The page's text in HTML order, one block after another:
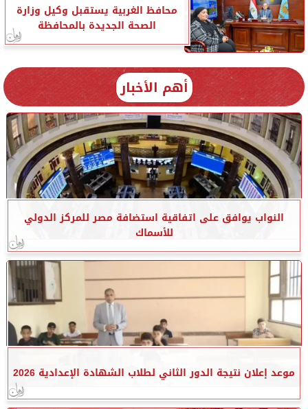
محافظ الغربية يستقبل وكيل وزارة
الصحة الجديدة بالمحافظة
أهم الأخبار
النواب يوافق على اتفاقية استضافة مصر للمركز الدولي
للأسماك
موعد إعلان نتيجة الدور الثاني لطلاب الشهادة الإعدادية 2026